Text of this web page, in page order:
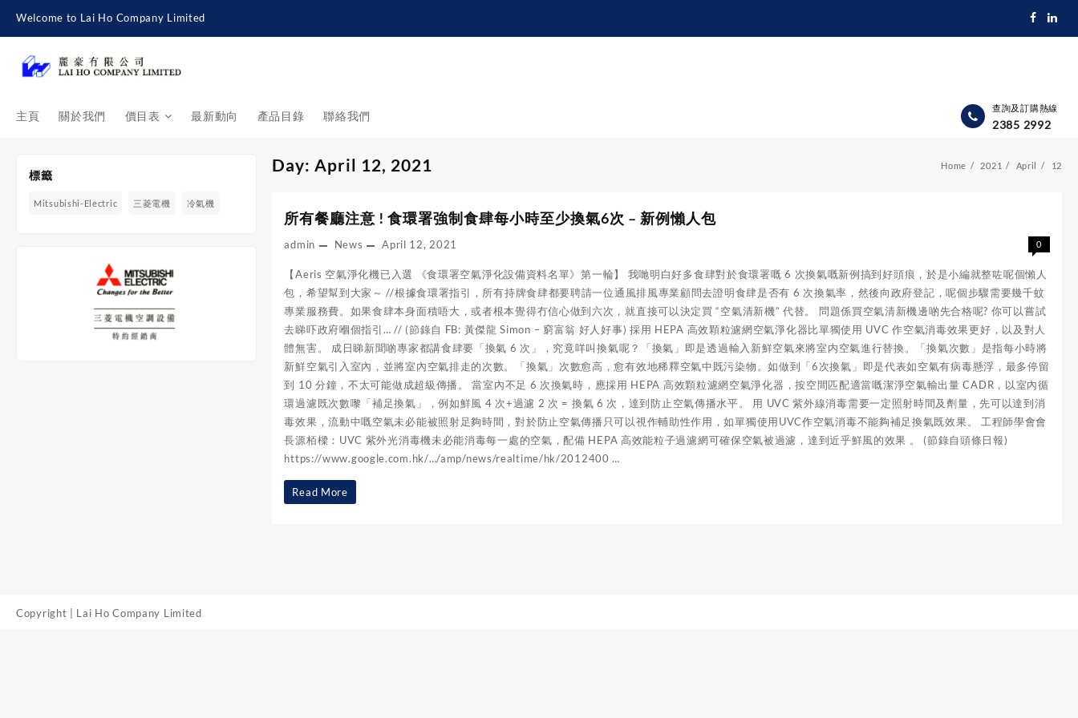
content
Welcome to Lai Ho Company Limited
主頁 關於我們 價目表 最新動向 產品目錄 聯絡我們
查詢及訂購熱線
2385 2992
標籤
Mitsubishi-Electric 三菱電機 冷氣機
Day:April 12, 2021 Home 2021 April 12
所有餐廳注意 ! 食環署強制食肆每小時至少換氣6次 – 新例懶人包
admin News April 12, 2021 0
【Aeris 空氣淨化機已入選 《食環署空氣淨化設備資料名單》第一輪】 我哋明白好多食肆對於食環署嘅 6 次換氣嘅新例搞到好頭痕，於是小編就整咗呢個懶人
包，希望幫到大家～ //根據食環署指引，所有持牌食肆都要聘請一位通風排風專業顧問去證明食肆是否有 6 次換氣率，然後向政府登記，呢個步驟需要幾千蚊
專業服務費。如果食肆本身面積唔大，或者根本覺得冇信心做到六次，就直接可以決定買 “空氣清新機” 代替。 問題係買空氣清新機邊啲先合格呢? 你可以嘗試
去睇吓政府嗰個指引… // (節錄自 FB: 黃傑龍 Simon – 窮富翁 好人好事) 採用 HEPA 高效顆粒濾網空氣淨化器比單獨使用 UVC 作空氣消毒效果更好，以及對人
體無害。 成日睇新聞啲專家都講食肆要「換氣 6 次」，究竟咩叫換氣呢？「換氣」即是透過輸入新鮮空氣來將室内空氣進行替換。「換氣次數」是指每小時將
新鮮空氣引入室內，並將室內空氣排走的次數。「換氣」次數愈高，愈有效地稀釋空氣中既污染物。如做到「6次換氣」即是代表如空氣有病毒懸浮，最多停留
到 10 分鐘，不太可能做成超級傳播。 當室內不足 6 次換氣時，應採用 HEPA 高效顆粒濾網空氣淨化器，按空間匹配適當嘅潔淨空氣輸出量 CADR，以室內循
環過濾既次數嚟「補足換氣」，例如鮮風 4 次+過濾 2 次 = 換氣 6 次，達到防止空氣傳播水平。 用 UVC 紫外線消毒需要一定照射時間及劑量，先可以達到消
毒效果，流動中嘅空氣未必能被照射足夠時間，對於防止空氣傳播只可以視作輔助性作用，如單獨使用UVC作空氣消毒不能夠補足換氣既效果。 工程師學會會
長源栢樑：UVC 紫外光消毒機未必能消毒每一處的空氣，配備 HEPA 高效能粒子過濾網可確保空氣被過濾，達到近乎鮮風的效果 。 (節錄自頭條日報)
https://www.google.com.hk/…/amp/news/realtime/hk/2012400 …
所
Read More
Copyright | Lai Ho Company Limited